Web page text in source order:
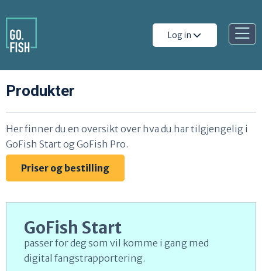
Log in
Å
n
m
e
Produkter
Her finner du en oversikt over hva du har tilgjengelig i
GoFish Start og GoFish Pro.
Priser og bestilling
GoFish Start
passer for deg som vil komme i gang med
digital fangstrapportering.